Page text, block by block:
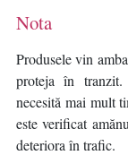
Nota
Produsele vin
proteja în
necesită mai mult
este verificat
deteriora în trafic.